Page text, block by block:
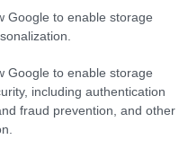
Google to enable storage
Google to enable storage
including authentication
fraud prevention, and other
f exhibition szervezésében
Magyar
Múzeum